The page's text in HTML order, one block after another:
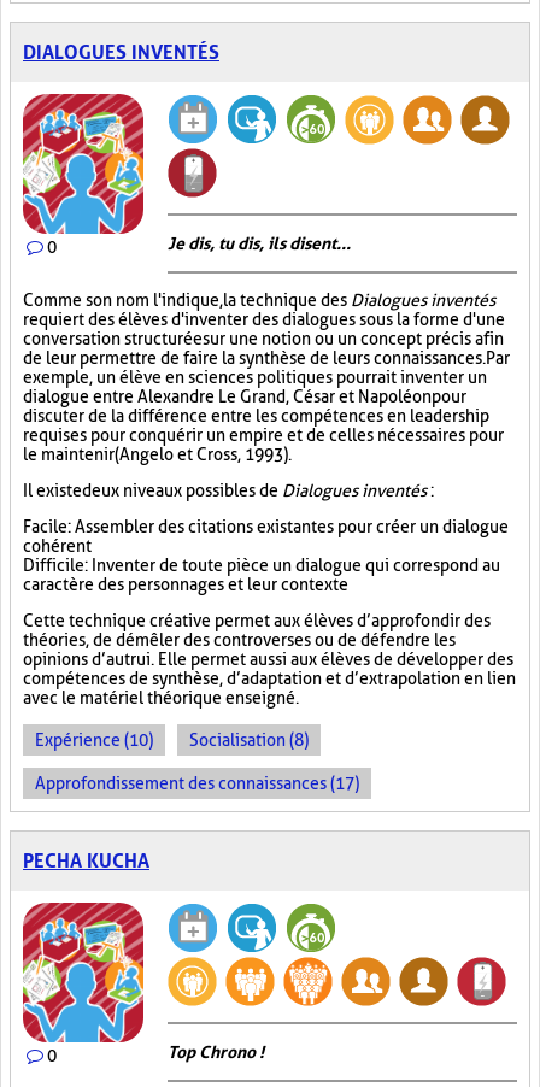
DIALOGUES INVENTÉS
0 Je dis, tu dis, ils disent...
Comme son nom l'indique, la technique des Dialogues inventés
requiert des élèves d'inventer des dialogues sous la forme d'une
conversation structurée sur une notion ou un concept précis afin
de leur permettre de faire la synthèse de leurs connaissances. Par
exemple, un élève en sciences politiques pourrait inventer un
dialogue entre Alexandre Le Grand, César et Napoléon pour
discuter de la différence entre les compétences en leadership
requises pour conquérir un empire et de celles nécessaires pour
le maintenir (Angelo et Cross, 1993).
Il existe deux niveaux possibles de Dialogues inventés:
Facile : Assembler des citations existantes pour créer un dialogue
cohérent
Difficile : Inventer de toute pièce un dialogue qui correspond au
caractère des personnages et leur contexte
Cette technique créative permet aux élèves d’approfondir des
théories, de démêler des controverses ou de défendre les
opinions d’autrui. Elle permet aussi aux élèves de développer des
compétences de synthèse, d’adaptation et d’extrapolation en lien
avec le matériel théorique enseigné.
Expérience (10) Socialisation (8)
Approfondissement des connaissances (17)
PECHA KUCHA
0 Top Chrono !